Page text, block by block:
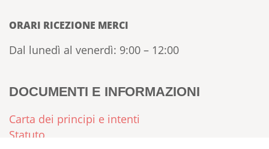
ORARI RICEZIONE MERCI
Dal lunedì al venerdì: 9:00 – 12:00
DOCUMENTI E INFORMAZIONI
Carta dei principi e intenti
Statuto